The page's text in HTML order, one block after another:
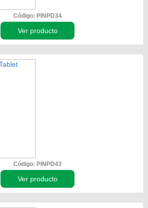
Código: PINPD34
Ver producto
Código: PINPD43
Ver producto